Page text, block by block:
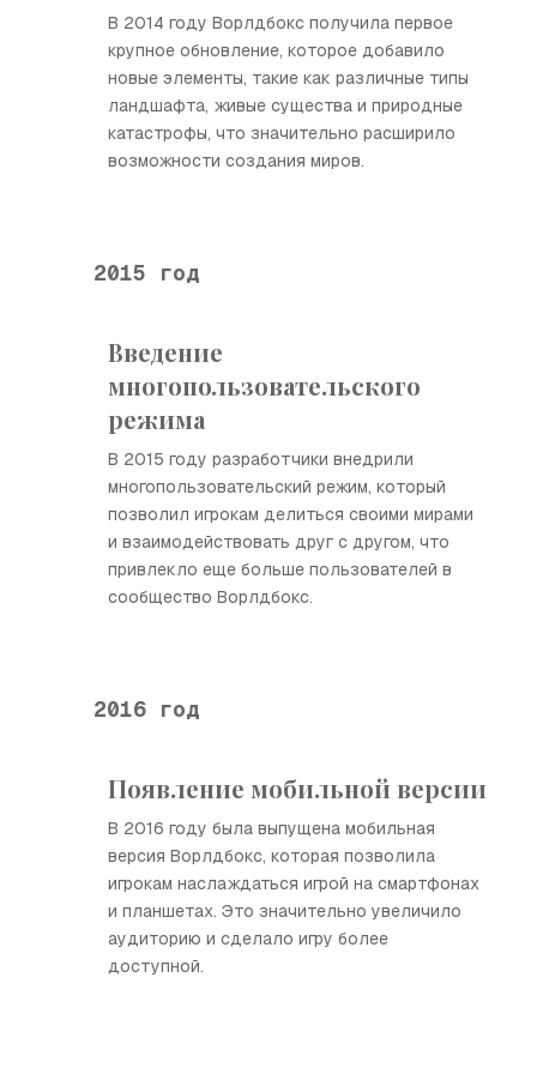
В 2014 году Ворлдбокс получила первое
крупное обновление, которое добавило
новые элементы, такие как различные типы
ландшафта, живые существа и природные
катастрофы, что значительно расширило
возможности создания миров.
2015 год
Введение
многопользовательского
режима
В 2015 году разработчики внедрили
многопользовательский режим, который
позволил игрокам делиться своими мирами
и взаимодействовать друг с другом, что
привлекло еще больше пользователей в
сообщество Ворлдбокс.
2016 год
Появление мобильной версии
В 2016 году была выпущена мобильная
версия Ворлдбокс, которая позволила
игрокам наслаждаться игрой на смартфонах
и планшетах. Это значительно увеличило
аудиторию и сделало игру более
доступной.